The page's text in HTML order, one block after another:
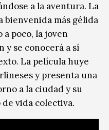
a la aventura. La
bienvenida más gélida
a poco, la joven
y se conocerá a sí
La película huye
y presenta una
a la ciudad y su
vida colectiva.